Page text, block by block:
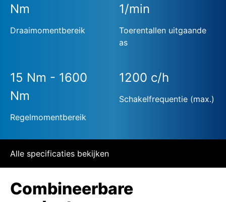
Nm
Draaimomentbereik
1/min
Toerentallen uitgaande
as
15 Nm - 1600
Nm
Regelmomentbereik
1200 c/h
Schakelfrequentie (max.)
Alle specificaties bekijken
Combineerbare